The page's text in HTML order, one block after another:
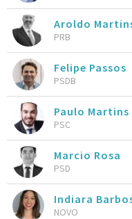
Aroldo
PRB
Felipe Passos
PSDB
Paulo Martins
PSC
Marcio Rosa
PSD
Indiara
NOVO